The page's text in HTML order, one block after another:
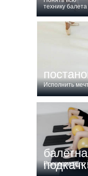
Исполнить
технику балета
Привести